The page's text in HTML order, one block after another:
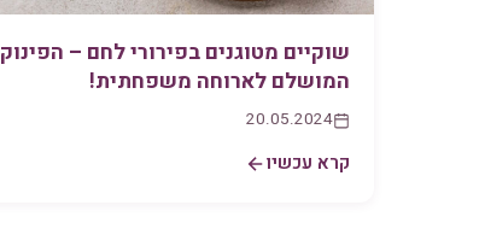
שוקיים מטוגנים בפירורי לחם – הפינוק
המושלם לארוחה משפחתית!
20.05.2024
קרא עכשיו